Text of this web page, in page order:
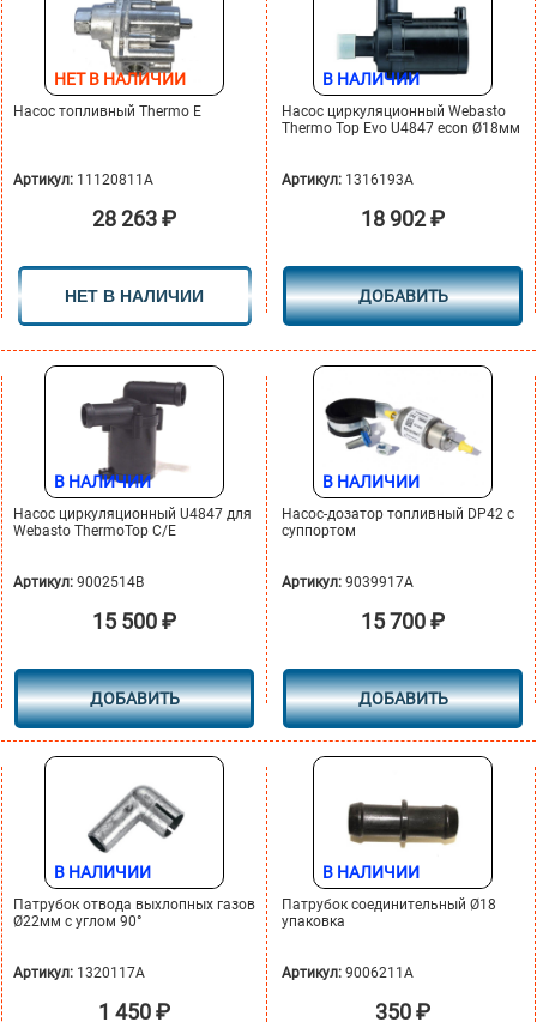
НЕТ В НАЛИЧИИ
Насос топливный Thermo E
Артикул: 11120811A
28 263₽
НЕТ В НАЛИЧИИ
В НАЛИЧИИ
Насос циркуляционный Webasto
Thermo Top Evo U4847 econ Ø18мм
Артикул: 1316193A
18 902₽
ДОБАВИТЬ
В НАЛИЧИИ
Насос циркуляционный U4847 для
Webasto ThermoTop C/E
Артикул: 9002514B
15 500₽
ДОБАВИТЬ
В НАЛИЧИИ
Насос-дозатор топливный DP42 с
суппортом
Артикул: 9039917A
15 700₽
ДОБАВИТЬ
В НАЛИЧИИ
Патрубок отвода выхлопных газов
Ø22мм с углом 90°
Артикул: 1320117A
1 450₽
В НАЛИЧИИ
Патрубок соединительный Ø18
упаковка
Артикул: 9006211A
350₽